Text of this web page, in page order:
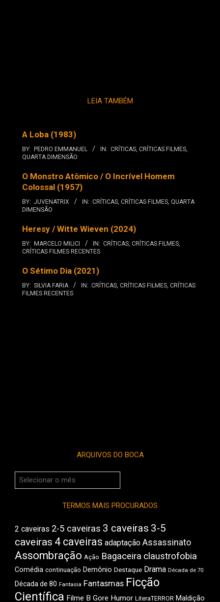
LEIA TAMBÉM
A Loba (1983)
BY: PEDRO EMMANUEL IN: CRÍTICAS CRÍTICAS FILMES
QUARTA DIMENSÃO
O Monstro Atômico / O Incrível Homem
Colossal (1957)
BY: JUVENATRIX IN: CRÍTICAS CRÍTICAS FILMES QUARTA
DIMENSÃO
Heresy / Witte Wieven (2024)
BY: MARCELO MILICI IN: CRÍTICAS CRÍTICAS FILMES
CRÍTICAS FILMES RECENTES
O Sétimo Dia (2021)
BY: SILVIA FARIA IN: CRÍTICAS CRÍTICAS FILMES CRÍTICAS
FILMES RECENTES
ARQUIVOS DO BOCA
Arquivos
TERMOS MAIS PROCURADOS
2 caveiras 2-5 caveiras 3 caveiras 3-5
caveiras 4 caveiras adaptação Assassinato
Assombração Ação Bagaceira claustrofobia
Comédia continuação Demônio Destaque Drama Década de 70
Década de 80 Fantasia Fantasmas Ficção
Científica Filme B Gore Humor LiteraTERROR Maldição